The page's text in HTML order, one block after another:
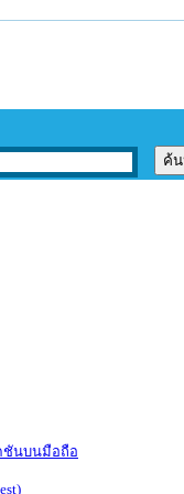
ชันบนมือถือ